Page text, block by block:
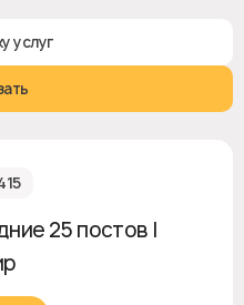
услуг
25 постов | 🌍